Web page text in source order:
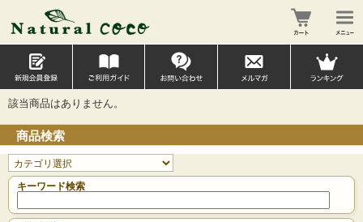
該当商品はありません。
商品検索
キーワード検索